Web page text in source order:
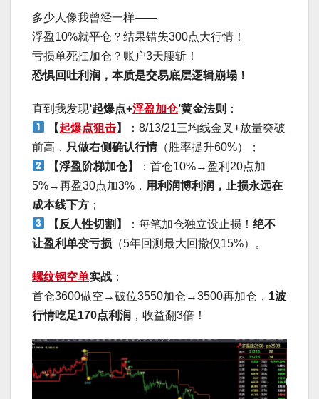
多少人像我曾经一样——
浮盈10%就平仓？结果错失300点大行情！
亏损单死扛加仓？账户3天腰斩！
恐惧回吐利润，本质是交易底层逻辑崩塌！
直到我发现‘起爆点+浮盈加仓’黄金法则 ：
【起爆点狙击】
：8/13/21三均线金叉+放量突破
前高， 只做右侧确认行情（胜率提升60%）；
【浮盈阶梯加仓】
：首仓10%→盈利20点加
5%→再盈30点加3%， 用利润博利润，止损永远在
成本线下方 ；
【反人性切割】
：每笔加仓独立设止损！绝不
让盈利单变亏损 （5年回测最大回撤仅15%）。
螺纹钢空单实战 ：
首仓3600做空→破位3550加仓→3500再加仓， 1波
行情吃足170点利润 ，收益翻3倍！